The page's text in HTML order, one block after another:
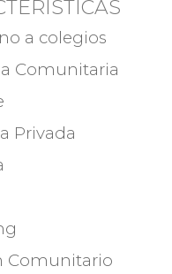
a colegios
Comunitaria
Privada
Comunitario